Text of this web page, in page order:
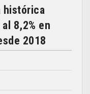
histórica
8,2% en
2018